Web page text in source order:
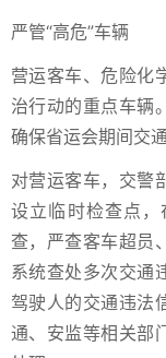
严管“高危”车辆
营运客车、危险化
治行动的重点车辆
确保省运会期间交
对营运客车，交警
设立临时检查点
查，严查客车超员
系统查处多次交通
驾驶人的交通违法
通、安监等相关部